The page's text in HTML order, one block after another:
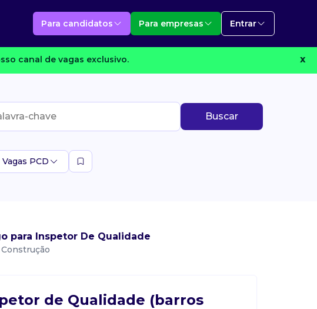
Para candidatos Para empresas Entrar
canal de vagas exclusivo. X
Buscar
Vagas PCD
para Inspetor De Qualidade
de Qualidade (barros